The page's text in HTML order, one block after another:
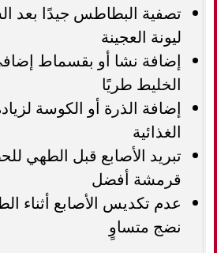
تصفية البطاطس جيدًا بعد
ليونة العجينة
إضافة نشا أو بقسماط
الخليط طريًا
إضافة الذرة أو الكوسة
الغذائية
تبريد الأصابع قبل الطهي
قرمشة أفضل
عدم تكديس الأصابع أثناء
نضج متساوٍ